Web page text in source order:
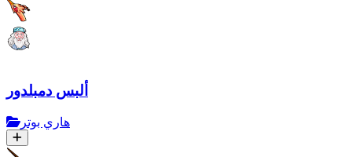
ألبس دمبلدور
هاري بوتر